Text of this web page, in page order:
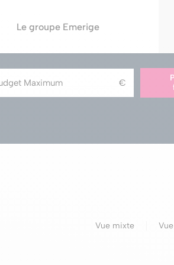
Par opportunités
Nos offres spéciales
Financer votre projet
Le groupe Emerige
Vue mixte